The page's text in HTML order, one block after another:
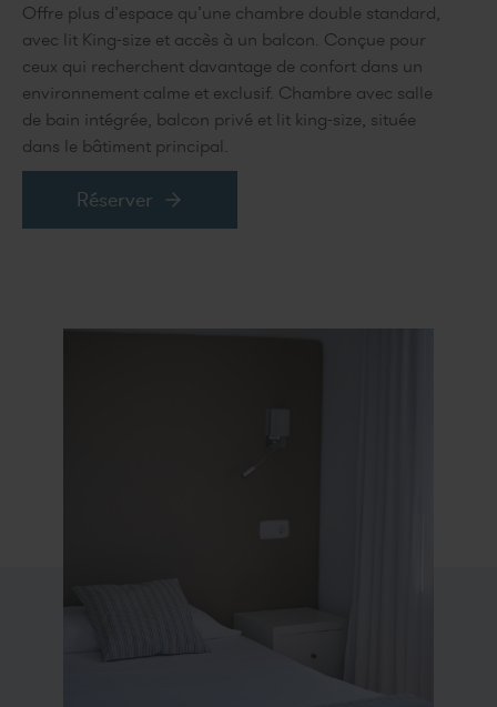
Offre plus d’espace qu’une chambre double standard,
avec lit King-size et accès à un balcon. Conçue pour
ceux qui recherchent davantage de confort dans un
environnement calme et exclusif. Chambre avec salle
de bain intégrée, balcon privé et lit king-size, située
dans le bâtiment principal.
Réserver